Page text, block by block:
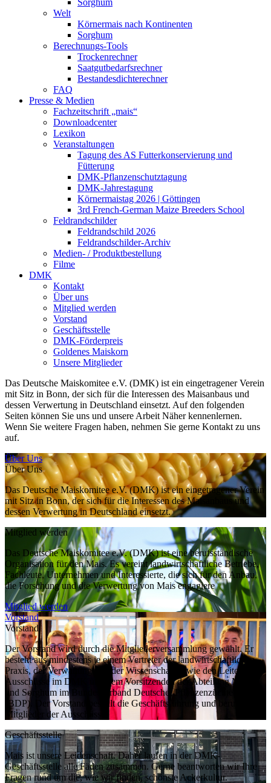
Welt
Körnermais nach Kontinenten
Sorghum
Berechnungs-Tools
Trockenrechner
Saatgutbedarfsrechner
Bestandesdichterechner
FAQ
Presse & Medien
Fachzeitschrift „mais“
Downloadcenter
Lexikon
Veranstaltungen
Tagung des AS Futterkonservierung und
Fütterung
DMK-Pflanzenschutztagung
DMK-Jahrestagung
Körnermaistag 2026 | Göttingen
3rd French-German Maize Breeders School
Feldrandschilder
Feldrandschild 2026
Feldrandschilder-Archiv
Medien- / Produktbestellung
Filme
DMK
Kontakt
Über uns
Mitglied werden
Vorstand
Geschäftsstelle
DMK-Förderpreis
Goldenes Maiskorn
Unsere Mitglieder
Das Deutsche Maiskomitee e.V. (DMK) ist ein eingetragener Verein
mit Sitz in Bonn, der sich für die Interessen des Maisanbaus und
dessen Verwertung in Deutschland einsetzt. Auf den folgenden
Seiten können Sie uns und unsere Arbeit Näher kennenlernen.
Wenn Sie weitere Fragen haben, nehmen Sie gerne Kontakt zu uns
auf.
Über Uns
Über Uns
Das Deutsche Maiskomitee e.V. (DMK) ist ein eingetragener Verein
mit Sitz in Bonn, der sich für die Interessen des Maisanbaus und
dessen Verwertung in Deutschland einsetzt.
Mitglied werden
Das Deutsche Maiskomitee e.V. (DMK) ist eine berufsständische
Organisation für den Mais. Es vereint landwirtschaftliche Betriebe,
Fachleute, Unternehmen und Interessierte, die sich für den Anbau,
die Forschung und die Verwertung von Mais engagiere
Mitglied werden
Vorstand
Vorstand
Der Vorstand wird durch die Mitgliederversammlung gewählt. Er
besteht aus mindestens je einem Vertreter der landwirtschaftlichen
Praxis, der Verwaltung und der Wissenschaft sowie den Leitern der
Ausschüsse im DMK und dem Vorsitzenden der Abteilung Mais
und Sorghum im Bundesverband Deutscher Pflanzenzüchter e.V.
(BDP). Der Vorstand bestellt die Geschäftsführung und beruft die
Mitglieder der Ausschüsse.
Geschäftsstelle
Mais ist unsere Leidenschaft. Daher laufen in der DMK-
Geschäftsstelle alle Fäden zusammen. Gerne beantworten wir Ihre
Fragen rund um die, wie wir finden, schönste Ackerkultur.